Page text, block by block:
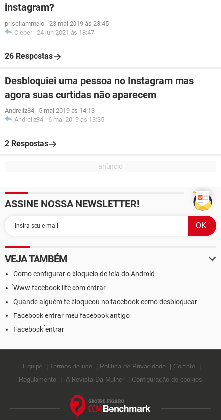
instagram?
priscilammelo - 23 mai 2019 às 23:45
Cleber - 24 jun 2021 às 18:47
26 Respostas
Desbloquiei uma pessoa no Instagram mas
agora suas curtidas não aparecem
Andreliz84 - 5 mai 2019 às 14:13
Andreliz84 - 6 mai 2019 às 13:35
2 Respostas
ASSINE NOSSA NEWSLETTER!
VEJA TAMBÉM
Como configurar o bloqueio de tela do Android
́Www facebook lite com entrar
Quando alguém te bloqueou no facebook como desbloquear
Facebook entrar meu facebook antigo
Facebook ́entrar
Equipe Termos de uso Política de Privacidade
Contato
Regulamento
A Revista Da Mulher Configuração de cookies